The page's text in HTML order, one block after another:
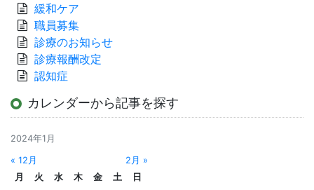
緩和ケア
職員募集
診療のお知らせ
診療報酬改定
認知症
カレンダーから記事を探す
2024年1月
« 12月
2月 »
月
火 水 木 金 土
日